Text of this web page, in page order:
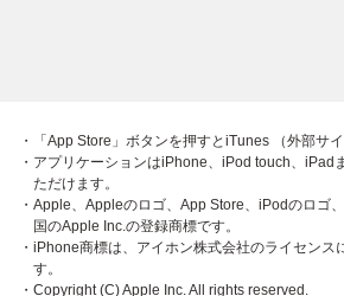
・「App Store」ボタンを押すとiTunes （外部サ
・アプリケーションはiPhone、iPod touch、iPad
ただけます。
・Apple、Appleのロゴ、App Store、iPodのロゴ
国のApple Inc.の登録商標です。
・iPhone商標は、アイホン株式会社のライセンス
す。
・Copyright (C) Apple Inc. All rights reserved.